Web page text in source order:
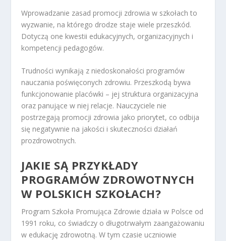
Wprowadzanie zasad promocji zdrowia w szkołach to
wyzwanie, na którego drodze staje wiele przeszkód.
Dotyczą one kwestii edukacyjnych, organizacyjnych i
kompetencji pedagogów.
Trudności wynikają z niedoskonałości programów
nauczania poświęconych zdrowiu. Przeszkodą bywa
funkcjonowanie placówki – jej struktura organizacyjna
oraz panujące w niej relacje. Nauczyciele nie
postrzegają promocji zdrowia jako priorytet, co odbija
się negatywnie na jakości i skuteczności działań
prozdrowotnych.
JAKIE SĄ PRZYKŁADY
PROGRAMÓW ZDROWOTNYCH
W POLSKICH SZKOŁACH?
Program Szkoła Promująca Zdrowie działa w Polsce od
1991 roku, co świadczy o długotrwałym zaangażowaniu
w edukację zdrowotną. W tym czasie uczniowie